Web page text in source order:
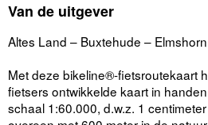
Van de uitgever
Altes Land – Buxtehude –
Met deze bikeline®-fietsroutekaart
fietsers ontwikkelde kaart in
schaal 1:60.000, d.w.z. 1